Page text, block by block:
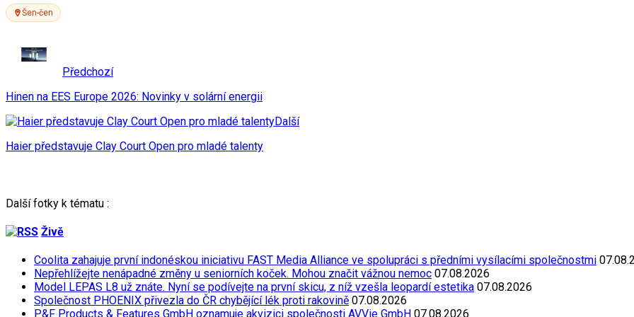
Šen-čen
Předchozí
Hinen na EES Europe 2026: Novinky v solární energii
Další
Haier představuje Clay Court Open pro mladé talenty
Další fotky k tématu :
Živě
Coolita zahajuje první indonéskou iniciativu FAST Media Alliance ve spolupráci s předními vysílacími společnostmi
Nepřehlížejte nenápadné změny u seniorních koček. Mohou značit vážnou nemoc 07.08.2026
Model LEPAS L8 už znáte. Nyní se podívejte na první skicu, z níž vzešla leopardí estetika 07.08.2026
Společnost PHOENIX přivezla do ČR chybějící lék proti rakovině 07.08.2026
P&F Products & Features GmbH oznamuje akvizici společnosti AVVie GmbH 07.08.2026